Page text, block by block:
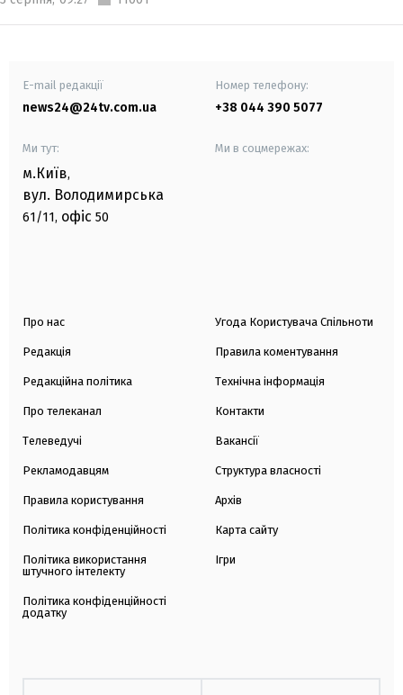
E-mail редакції
news24@24tv.com.ua
Номер телефону:
+38 044 390 5077
Ми тут:
м.Київ,
вул. Володимирська
61/11, офіс 50
Ми в соцмережах:
Про нас
Редакція
Редакційна політика
Про телеканал
Телеведучі
Рекламодавцям
Правила користування
Політика конфіденційності
Політика використання
штучного інтелекту
Політика конфіденційності
додатку
Угода Користувача Спільноти
Правила коментування
Технічна інформація
Контакти
Вакансії
Структура власності
Архів
Карта сайту
Ігри